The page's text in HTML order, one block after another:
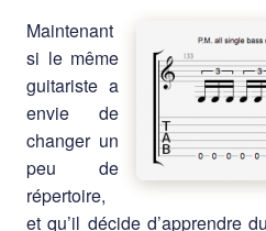
Maintenant
si le même
guitariste a
envie de
changer un
peu de
répertoire,
et qu’il décide d’apprendre